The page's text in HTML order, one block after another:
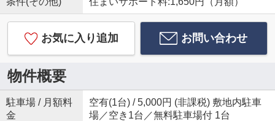
お気に入り追加 お問い合わせ
物件概要
駐車場 / 月額料
金
空有(1台) / 5,000円 (非課税) 敷地内駐車
場／空き1台／無料駐車場付 1台